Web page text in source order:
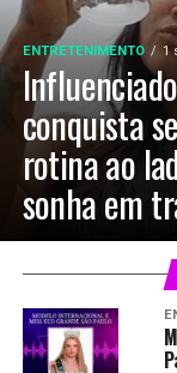
ENTRETENIMENTO 1
conquista
rotina ao
sonha em